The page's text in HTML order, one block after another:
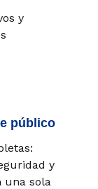
y
público
y
una sola